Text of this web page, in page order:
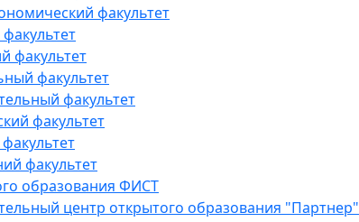
факультет
факультет
факультет
факультет
факультет
факультет
образования ФИСТ
центр открытого образования "Партнер"